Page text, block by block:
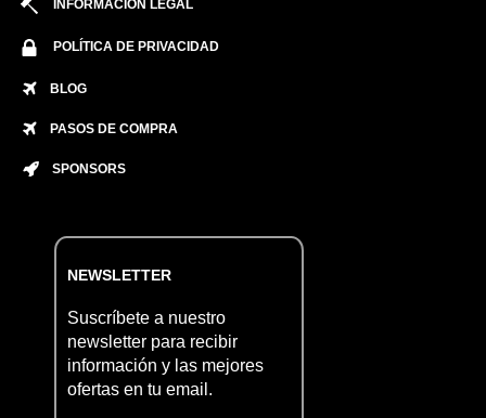
INFORMACIÓN LEGAL
POLÍTICA DE PRIVACIDAD
BLOG
PASOS DE COMPRA
SPONSORS
NEWSLETTER
Suscríbete a nuestro
newsletter para recibir
información y las mejores
ofertas en tu email.